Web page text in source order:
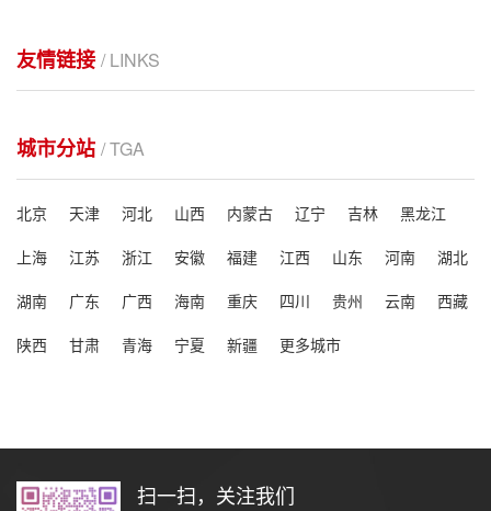
友情链接 / LINKS
城市分站 / TGA
北京 天津 河北 山西 内蒙古 辽宁 吉林
黑龙江
上海
江苏 浙江 安徽 福建 江西 山东 河南
湖北
湖南
广东 广西 海南 重庆 四川 贵州 云南
西藏
陕西
甘肃 青海 宁夏 新疆 更多城市
扫一扫，关注我们